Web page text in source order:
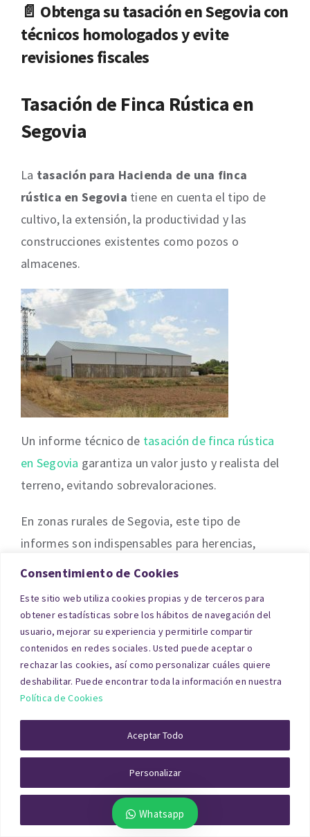
Consentimiento de Cookies
Este sitio web utiliza cookies propias y de terceros para
obtener estadísticas sobre los hábitos de navegación del
usuario, mejorar su experiencia y permitirle compartir
contenidos en redes sociales. Usted puede aceptar o
rechazar las cookies, así como personalizar cuáles quiere
deshabilitar. Puede encontrar toda la información en nuestra
Política de Cookies
Personalizar
Rechazar Todo
Aceptar Todo
📄 Obtenga sutasación en Segoviacon
técnicos homologados y evite
revisiones fiscales
Tasación de Finca Rústica en
Segovia
La tasación para Hacienda de una finca
rústica en Segovia tiene en cuenta el tipo de
cultivo, la extensión, la productividad y las
construcciones existentes como pozos o
almacenes.
Un informe técnico de tasación de finca rústica
en Segovia garantiza un valor justo y realista del
terreno, evitando sobrevaloraciones.
En zonas rurales de Segovia, este tipo de
informes son indispensables para herencias,
transmisiones o liquidaciones.
Tasación de Activos
Inmobiliarios para empresas en
Segovia
para justificar el valor de sus activos. Una
tasación para Hacienda de inmuebles
empresariales en Segoviaincluye oficinas,
locales, naves o solares, con un enfoque
económico-financiero.Whatsapp